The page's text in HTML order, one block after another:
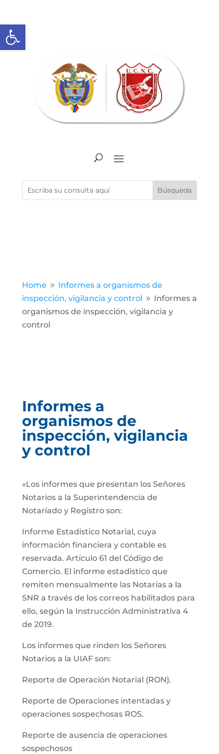
Abrir barra de herramientas
Home 9 Informes a organismos de
inspección, vigilancia y control 9 Informes a
organismos de inspección, vigilancia y
control
Informes a
organismos de
inspección, vigilancia
y control
«Los informes que presentan los Señores
Notarios a la Superintendencia de
Notariado y Registro son:
Informe Estadistico Notarial, cuya
información financiera y contable es
reservada. Artículo 61 del Código de
Comercio. El informe estadistico que
remiten mensualmente las Notarías a la
SNR a través de los correos habilitados para
ello, según la Instrucción Administrativa 4
de 2019.
Los informes que rinden los Señores
Notarios a la UIAF son:
Reporte de Operación Notarial (RON).
Reporte de Operaciones intentadas y
operaciones sospechosas ROS.
Reporte de ausencia de operaciones
sospechosos